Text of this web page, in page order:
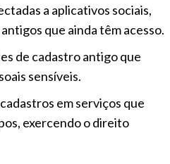
a aplicativos sociais,
que ainda têm acesso.
de cadastro antigo que
sensíveis.
em serviços que
exercendo o direito